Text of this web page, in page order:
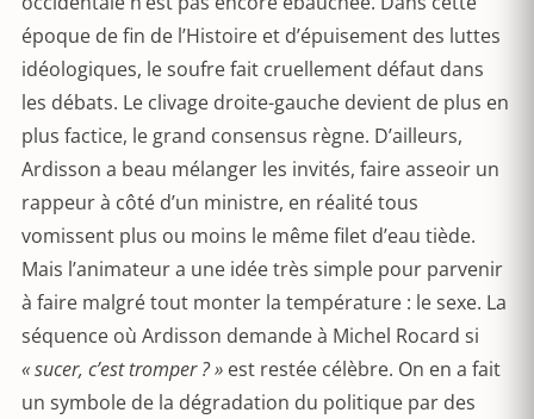
époque de fin de l’Histoire et d’épuisement des luttes
idéologiques, le soufre fait cruellement défaut dans
les débats. Le clivage droite-gauche devient de plus en
plus factice, le grand consensus règne. D’ailleurs,
Ardisson a beau mélanger les invités, faire asseoir un
rappeur à côté d’un ministre, en réalité tous
vomissent plus ou moins le même filet d’eau tiède.
Mais l’animateur a une idée très simple pour parvenir
à faire malgré tout monter la température : le sexe. La
séquence où Ardisson demande à Michel Rocard si
« sucer, c’est tromper ? » est restée célèbre. On en a fait
un symbole de la dégradation du politique par des